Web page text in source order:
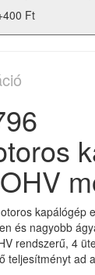
Ft
kapálógép
és nagyobb
rendszerű, 4
teljesítményt ad